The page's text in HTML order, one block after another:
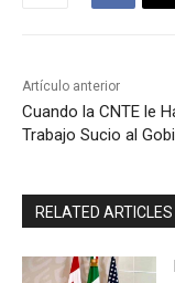
Artículo anterior
Cuando la CNTE le
Trabajo Sucio al
RELATED ARTICLES